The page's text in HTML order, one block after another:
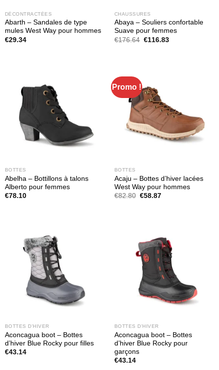
DÉCONTRACTÉES
Abarth – Sandales de type
mules West Way pour hommes
€29.34
CHAUSSURES
Abaya – Souliers confortable
Suave pour femmes
€176.64 Le
€116.83Le
BOTTES
Abelha – Bottillons à talons
Alberto pour femmes
€78.10
Promo !
BOTTES
Acaju – Bottes d’hiver lacées
West Way pour hommes
€82.80 Le
€58.87Le
BOTTES D'HIVER
Aconcagua boot – Bottes
d’hiver Blue Rocky pour filles
€43.14
BOTTES D'HIVER
Aconcagua boot – Bottes
d’hiver Blue Rocky pour
garçons
€43.14